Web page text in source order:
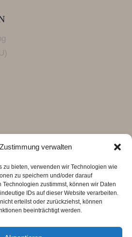
verwalten
zu bieten, verwenden wir Technologien wie
zu speichern und/oder darauf
zustimmst, können wir Daten
IDs auf dieser Website verarbeiten.
erteilst oder zurückziehst, können
beeinträchtigt werden.
sich inklusive der
Versandkosten